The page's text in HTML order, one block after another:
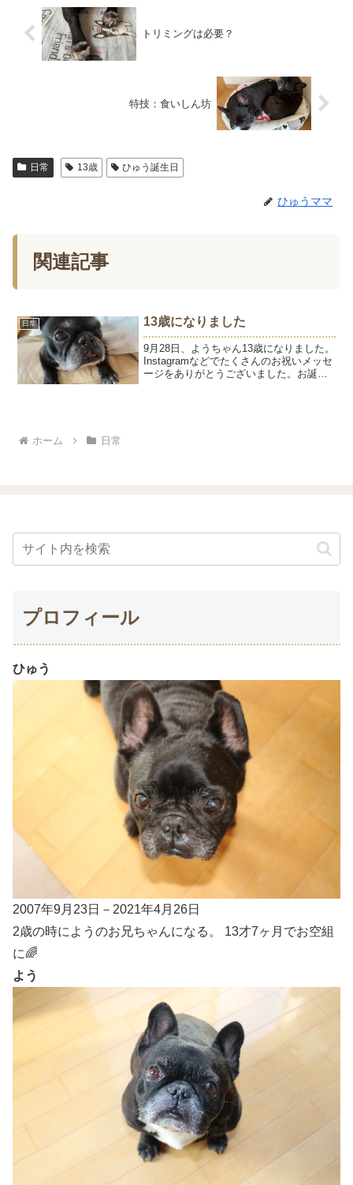
トリミングは必要？
特技：食いしん坊
日常 13歳 ひゅう誕生日
ひゅうママ
関連記事
日常 13歳になりました
9月28日、ようちゃん13歳になりました。
Instagramなどでたくさんのお祝いメッセ
ージをありがとうございました。お誕生
ホーム
日常
プロフィール
ひゅう
2007年9月23日－2021年4月26日
2歳の時にようのお兄ちゃんになる。 13才7ヶ月でお空組
に🌈
よう